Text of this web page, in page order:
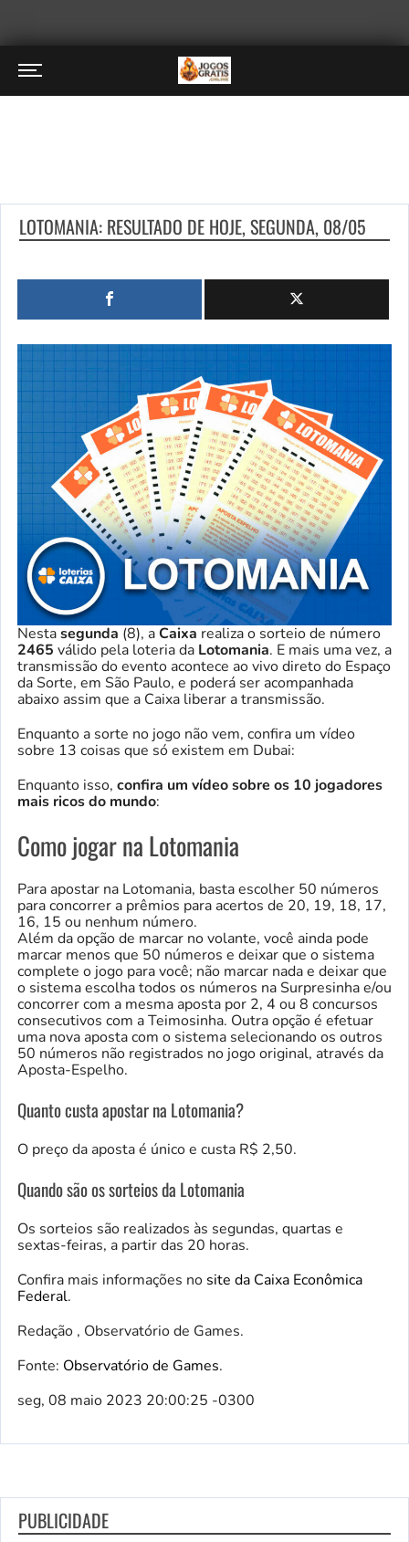
LOTOMANIA: RESULTADO DE HOJE, SEGUNDA, 08/05
Nestasegunda (8), aCaixa realiza o sorteio de número
2465 válido pela loteria da Lotomania. E mais uma vez, a
transmissão do evento acontece ao vivo direto do Espaço
da Sorte, em São Paulo, e poderá ser acompanhada
abaixo assim que a Caixa liberar a transmissão.
Enquanto a sorte no jogo não vem, confira um vídeo
sobre 13 coisas que só existem em Dubai:
Enquanto isso, confira um vídeo sobre os 10 jogadores
mais ricos do mundo:
Como jogar na Lotomania
Para apostar na Lotomania, basta escolher 50 números
para concorrer a prêmios para acertos de 20, 19, 18, 17,
16, 15 ou nenhum número.
Além da opção de marcar no volante, você ainda pode
marcar menos que 50 números e deixar que o sistema
complete o jogo para você; não marcar nada e deixar que
o sistema escolha todos os números na Surpresinha e/ou
concorrer com a mesma aposta por 2, 4 ou 8 concursos
consecutivos com a Teimosinha. Outra opção é efetuar
uma nova aposta com o sistema selecionando os outros
50 números não registrados no jogo original, através da
Aposta-Espelho.
Quanto custa apostar na Lotomania?
O preço da aposta é único e custa R$ 2,50.
Quando são os sorteios da Lotomania
Os sorteios são realizados às segundas, quartas e
sextas-feiras, a partir das 20 horas.
Confira mais informações no site da Caixa Econômica
Federal.
Redação , Observatório de Games.
Fonte: Observatório de Games.
seg, 08 maio 2023 20:00:25 -0300
PUBLICIDADE